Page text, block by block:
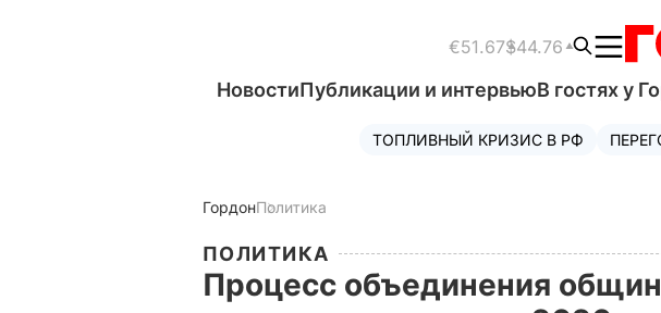
€51.67$44.76
НовостиПубликации и интервьюВ гостях у
ТОПЛИВНЫЙ КРИЗИС В РФ
ГордонПолитика
ПОЛИТИКА
Процесс объединения